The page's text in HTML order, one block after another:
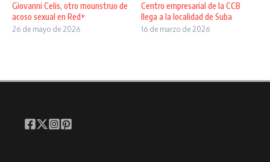
Giovanni Celis, otro mounstruo de
acoso sexual en Red+
26 de mayo de 2026
Centro empresarial de la CCB
llega a la localidad de Suba
16 de marzo de 2026